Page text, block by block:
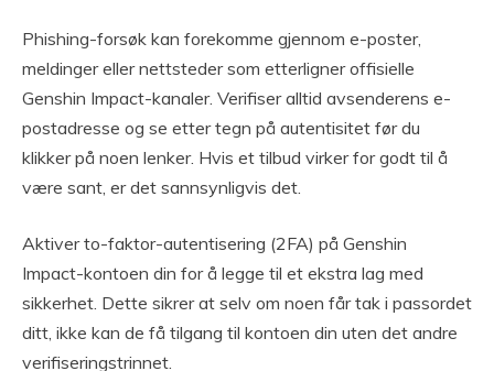
Phishing-forsøk kan forekomme gjennom e-poster,
meldinger eller nettsteder som etterligner offisielle
Genshin Impact-kanaler. Verifiser alltid avsenderens e-
postadresse og se etter tegn på autentisitet før du
klikker på noen lenker. Hvis et tilbud virker for godt til å
være sant, er det sannsynligvis det.
Aktiver to-faktor-autentisering (2FA) på Genshin
Impact-kontoen din for å legge til et ekstra lag med
sikkerhet. Dette sikrer at selv om noen får tak i passordet
ditt, ikke kan de få tilgang til kontoen din uten det andre
verifiseringstrinnet.